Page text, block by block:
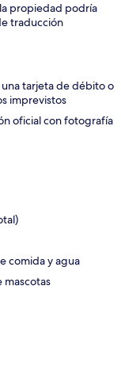
propiedad podría
traducción
tarjeta de débito o
imprevistos
oficial con fotografía
comida y agua
mascotas